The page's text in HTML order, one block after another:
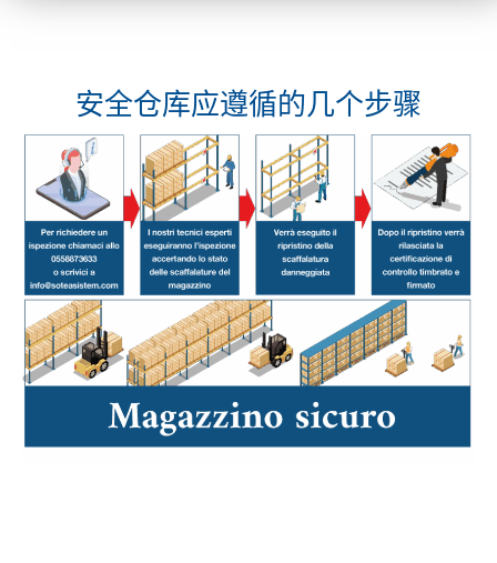
安全仓库应遵循的几个步骤